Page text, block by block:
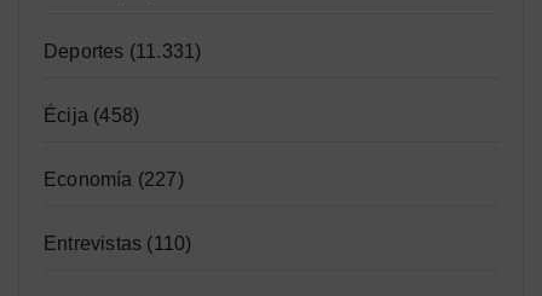
Deportes (11.331)
Écija (458)
Economía (227)
Entrevistas (110)